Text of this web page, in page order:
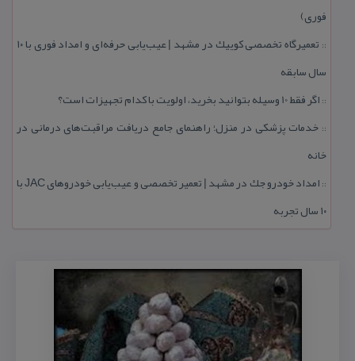
فوری)
::
تعمیرگاه تخصصی كوییك در مشهد | عیب‌یابی حرفه‌ای و امداد فوری با ۱۰
سال سابقه
:: اگر فقط 10 وسیله بتوانید بخرید، اولویت با كدام تجهیزات است؟
:: خدمات پزشكی در منزل؛ راهنمای جامع دریافت مراقبت‌های درمانی در
خانه
::
امداد خودرو جك در مشهد | تعمیر تخصصی و عیب‌یابی خودروهای JAC با
۱۰ سال تجربه